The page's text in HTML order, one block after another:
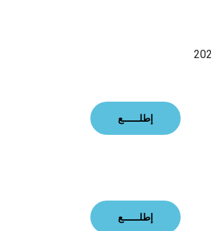
إطلــــــع
إطلــــــع